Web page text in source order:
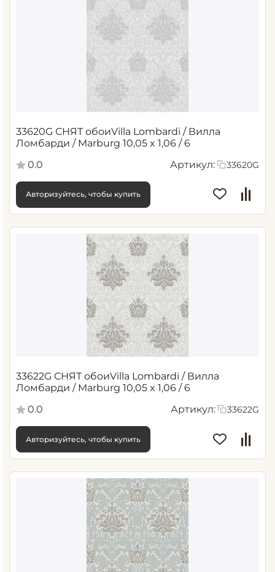
33620G СНЯТ обоиVilla Lombardi / Вилла
Ломбарди / Marburg 10,05 x 1,06 / 6
0.0
Артикул: 33620G
Авторизуйтесь, чтобы купить
33622G СНЯТ обоиVilla Lombardi / Вилла
Ломбарди / Marburg 10,05 x 1,06 / 6
0.0
Артикул: 33622G
Авторизуйтесь, чтобы купить